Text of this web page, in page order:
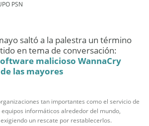
PSN
saltó a la palestra un término
en tema de conversación:
malicioso WannaCry
las mayores
tan importantes como el servicio de
informáticos alrededor del mundo,
un rescate por restablecerlos.